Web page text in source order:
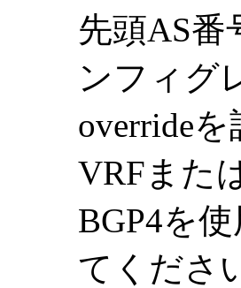
先頭AS番
ンフィグ
override
VRFまた
BGP4を
てくださ